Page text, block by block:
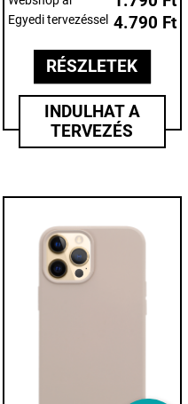
Egyedi tervezéssel 4.790 Ft
RÉSZLETEK
INDULHAT A
TERVEZÉS